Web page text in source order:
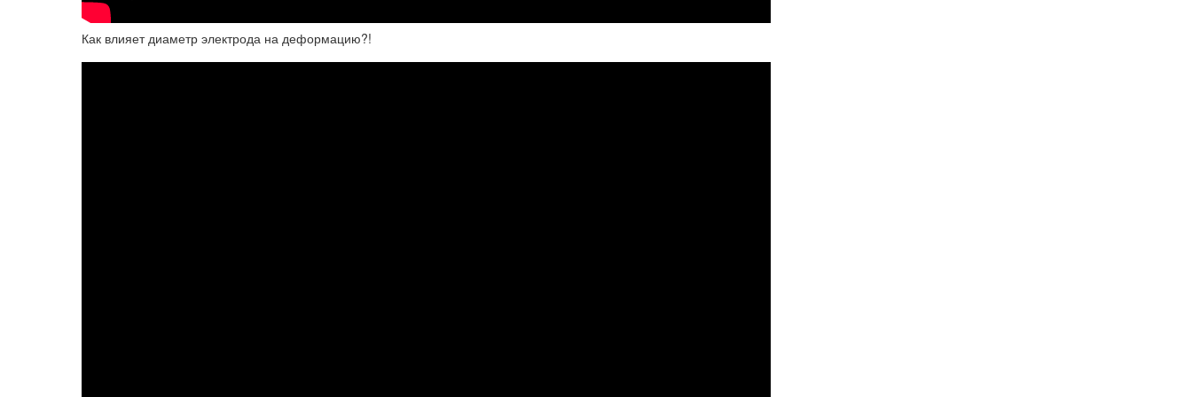
Как влияет диаметр электрода на деформацию?!